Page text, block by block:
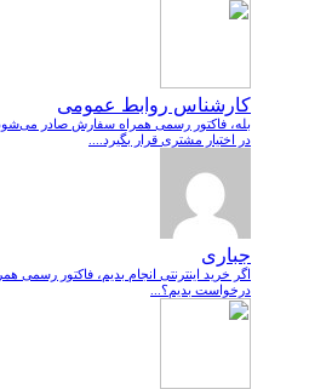
کارشناس روابط عمومی
بله، فاکتور رسمی همراه سفارش صادر
در اختیار مشتری قرار بگیرد....
جباری
اگر خرید اینترنتی انجام بدیم، فاکتور رسمی
درخواست بدیم؟...